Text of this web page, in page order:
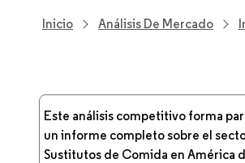
Inicio Análisis De Mercado
Este análisis competitivo forma
un informe completo sobre el
Sustitutos de Comida en América